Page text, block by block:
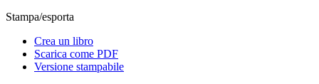
Stampa/esporta
Crea un libro
Scarica come PDF
Versione stampabile